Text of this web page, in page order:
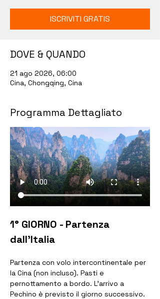
ISCRIVITI GRATIS
DOVE & QUANDO
21 ago 2026, 06:00
Cina, Chongqing, Cina
Programma Dettagliato
1° GIORNO - Partenza
dall'Italia
Partenza con volo intercontinentale per
la Cina (non incluso). Pasti e
pernottamento a bordo. L’arrivo a
Pechino è previsto il giorno successivo.